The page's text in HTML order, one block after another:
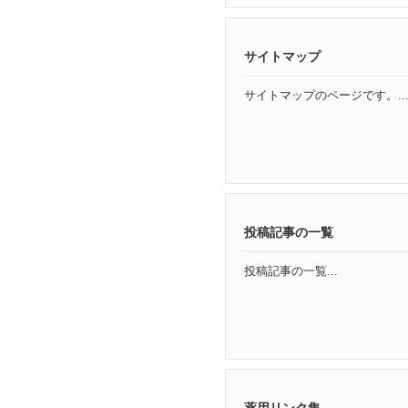
サイトマップ
サイトマップのページです。...
投稿記事の一覧
投稿記事の一覧...